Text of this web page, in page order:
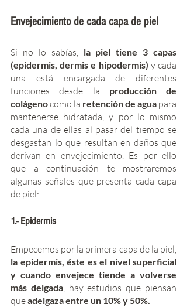
Envejecimiento de cada capa de piel
Si no lo sabías,
la piel tiene 3 capas
(epidermis, dermis e hipodermis) y cada
una está encargada de diferentes
funciones desde la producción de
colágeno como la retención de agua para
mantenerse hidratada, y por lo mismo
cada una de ellas al pasar del tiempo se
desgastan lo que resultan en daños que
derivan en envejecimiento. Es por ello
que a continuación te mostraremos
algunas señales que presenta cada capa
de piel:
1.- Epidermis
la epidermis, éste es el nivel superficial
y cuando envejece tiende a volverse
más delgada, hay estudios que piensan
que adelgaza entre un 10% y 50%.